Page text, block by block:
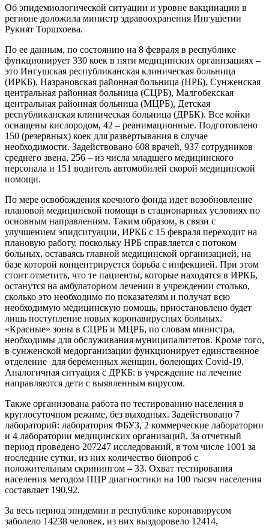
Об эпидемиологической ситуации и уровне вакцинации в
регионе доложила министр здравоохранения Ингушетии
Рукият Торшхоева.
По ее данным, по состоянию на 8 февраля в республике
функционирует 330 коек в пяти медицинских организациях –
это Ингушская республиканская клиническая больница
(ИРКБ), Назрановская районная больница (НРБ), Сунженская
центральная районная больница (СЦРБ), Малгобекская
центральная районная больница (МЦРБ), Детская
республиканская клиническая больница (ДРБК). Все койки
оснащены кислородом, 42 – реанимационные. Подготовлено
150 (резервных) коек для развертывания в случае
необходимости. Задействовано 608 врачей, 937 сотрудников
среднего звена, 256 – из числа младшего медицинского
персонала и 151 водитель автомобилей скорой медицинской
помощи.
По мере освобождения коечного фонда идет возобновление
плановой медицинской помощи в стационарных условиях по
основным направлениям. Таким образом, в связи с
улучшением эпидситуации, ИРКБ с 15 февраля переходит на
плановую работу, поскольку НРБ справляется с потоком
больных, оставаясь главной медицинской организацией, на
базе которой концентрируется борьба с инфекцией. При этом
стоит отметить, что те пациенты, которые находятся в ИРКБ,
останутся на амбулаторном лечении в учреждении столько,
сколько это необходимо по показателям и получат всю
необходимую медицинскую помощь, приостановлено будет
лишь поступление новых коронавирусных больных.
«Красные» зоны в СЦРБ и МЦРБ, по словам министра,
необходимы для обслуживания муниципалитетов. Кроме того,
в сунженской медорганизации функционирует единственное
отделение для беременных женщин, болеющих Covid-19.
Аналогичная ситуация с ДРКБ: в учреждение на лечение
направляются дети с выявленным вирусом.
Также организована работа по тестированию населения в
круглосуточном режиме, без выходных. Задействовано 7
лабораторий: лаборатория ФБУЗ, 2 коммерческие лаборатории
и 4 лаборатории медицинских организаций. За отчетный
период проведено 207247 исследований, в том числе 1001 за
последние сутки, из них количество биопроб с
положительным скринингом – 33. Охват тестирования
населения методом ПЦР диагностики на 100 тысяч населения
составляет 190,92.
За весь период эпидемии в республике коронавирусом
заболело 14238 человек, из них выздоровело 12414,